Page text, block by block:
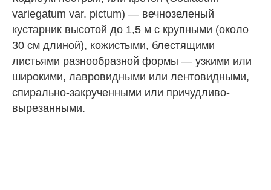
variegatum var. pictum) — вечнозеленый
кустарник высотой до 1,5 м с крупными (около
30 см длиной), кожистыми, блестящими
листьями разнообразной формы — узкими или
широкими, лавровидными или лентовидными,
спирально-закрученными или причудливо-
вырезанными.